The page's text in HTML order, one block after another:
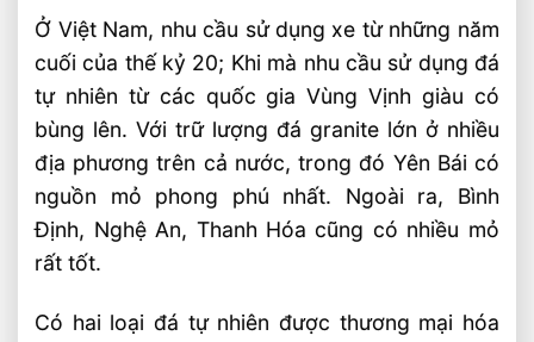
Ở Việt Nam, nhu cầu sử dụng xe từ những năm
cuối của thế kỷ 20; Khi mà nhu cầu sử dụng đá
tự nhiên từ các quốc gia Vùng Vịnh giàu có
bùng lên. Với trữ lượng đá granite lớn ở nhiều
địa phương trên cả nước, trong đó Yên Bái có
nguồn mỏ phong phú nhất. Ngoài ra, Bình
Định, Nghệ An, Thanh Hóa cũng có nhiều mỏ
rất tốt.
Có hai loại đá tự nhiên được thương mại hóa